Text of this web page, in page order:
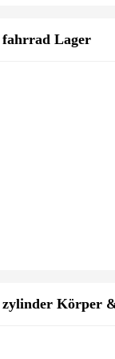
fahrrad Lager
zylinder Körper